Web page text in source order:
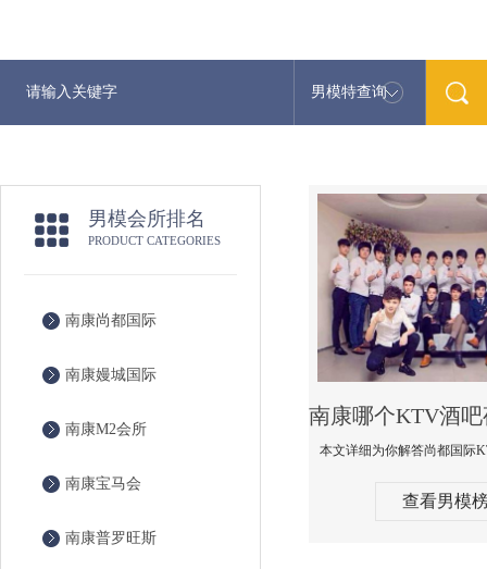
男模特查询
男模会所排名
PRODUCT CATEGORIES
南康尚都国际
南康嫚城国际
南康M2会所
南康宝马会
南康普罗旺斯
查看男模